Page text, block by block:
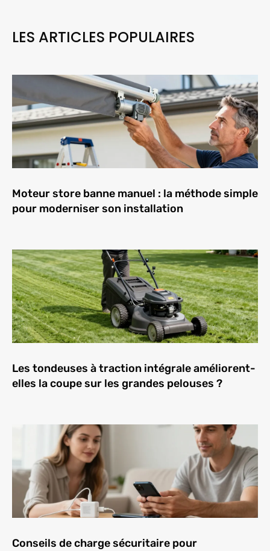
LES ARTICLES POPULAIRES
Moteur store banne manuel : la méthode simple
pour moderniser son installation
Les tondeuses à traction intégrale améliorent-
elles la coupe sur les grandes pelouses ?
Conseils de charge sécuritaire pour